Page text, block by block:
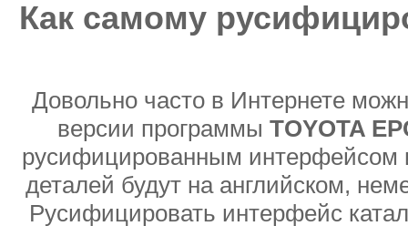
Как самому
Довольно часто в Интернете
версии программы TOYOTA
русифицированным интерфейсом
деталей будут на английском,
Русифицировать интерфейс